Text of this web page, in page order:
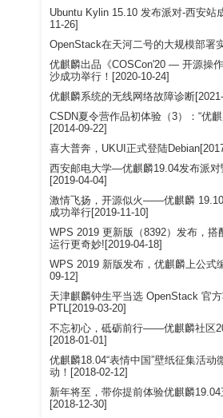
Ubuntu Kylin 15.10 发布派对-西安站
11-26]
OpenStack在天河二号的大规模部署
优麒麟出品《COSCon'20 — 开源操
沙成功举行！[2020-10-24]
优麒麟系统的无线网络故障诊断[2021-
CSDN夏令营作品初体验（3）：“优
[2014-09-22]
喜大普奔，UKUI正式登陆
西安邮电大学—优麒麟19.04发布派对
[2019-04-04]
激情飞扬，开源似火——优麒麟
成功举行[2019-11-10]
WPS 2019 更新版（8392）发布，搭
运行更奇妙![2019-04-18]
WPS 2019 新版发布，优麒麟上公式
09-12]
天津麒麟钟生平当选 OpenStack 官
PTL[2019-03-20]
不忘初心，砥砺前行——优麒麟社区
[2018-01-01]
优麒麟18.04“表情中国”壁纸征集活动
动！[2018-02-12]
新年将至，带你提前体验优麒麟19.04
[2018-12-30]